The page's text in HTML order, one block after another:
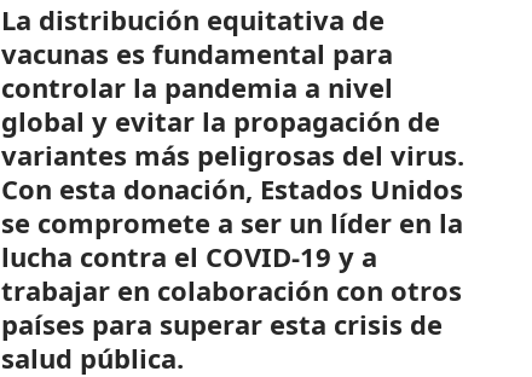
La distribución equitativa de
vacunas es fundamental para
controlar la pandemia a nivel
global y evitar la propagación de
variantes más peligrosas del virus.
Con esta donación, Estados Unidos
se compromete a ser un líder en la
lucha contra el COVID-19 y a
trabajar en colaboración con otros
países para superar esta crisis de
salud pública.